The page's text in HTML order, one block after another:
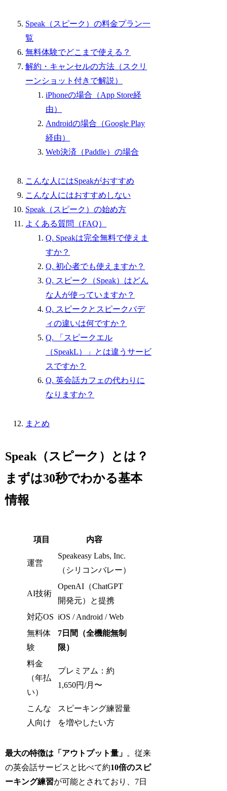
Speak（スピーク）の料金プラン一
覧
無料体験でどこまで使える？
解約・キャンセルの方法（スクリ
ーンショット付きで解説）
iPhoneの場合（App Store経
由）
Androidの場合（Google Play
経由）
Web決済（Paddle）の場合
こんな人にはSpeakがおすすめ
こんな人にはおすすめしない
Speak（スピーク）の始め方
よくある質問（FAQ）
Q. Speakは完全無料で使えま
すか？
Q. 初心者でも使えますか？
Q. スピーク（Speak）はどん
な人が使っていますか？
Q. スピークとスピークバデ
ィの違いは何ですか？
Q. 「スピークエル
（SpeakL）」とは違うサービ
スですか？
Q. 英会話カフェの代わりに
なりますか？
まとめ
Speak（スピーク）とは？
まずは30秒でわかる基本
情報
項目 内容
運営
Speakeasy Labs, Inc.
（シリコンバレー）
AI技術
OpenAI（ChatGPT
開発元）と提携
対応OS iOS / Android / Web
無料体
験
7日間（全機能無制
限）
料金
（年払
い）
プレミアム：約
1,650円/月〜
こんな
人向け
スピーキング練習量
を増やしたい方
最大の特徴は「アウトプット量」 。従来
の英会話サービスと比べて約10倍のスピ
ーキング練習が可能とされており、7日